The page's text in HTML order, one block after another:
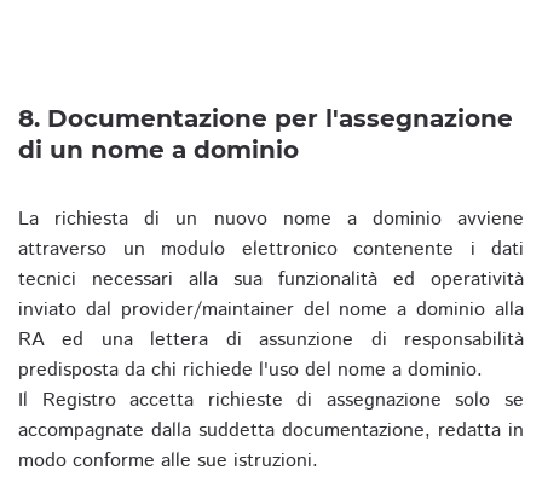
8. Documentazione per l'assegnazione
di un nome a dominio
La richiesta di un nuovo nome a dominio avviene
attraverso un modulo elettronico contenente i dati
tecnici necessari alla sua funzionalità ed operatività
inviato dal provider/maintainer del nome a dominio alla
RA ed una lettera di assunzione di responsabilità
predisposta da chi richiede l'uso del nome a dominio.
Il Registro accetta richieste di assegnazione solo se
accompagnate dalla suddetta documentazione, redatta in
modo conforme alle sue istruzioni.